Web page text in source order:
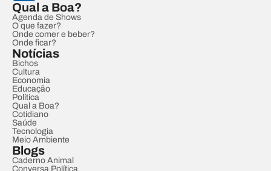
Qual a Boa?
Agenda de Shows
O que fazer?
Onde comer e beber?
Onde ficar?
Notícias
Bichos
Cultura
Economia
Educação
Política
Qual a Boa?
Cotidiano
Saúde
Tecnologia
Meio Ambiente
Blogs
Caderno Animal
Conversa Política